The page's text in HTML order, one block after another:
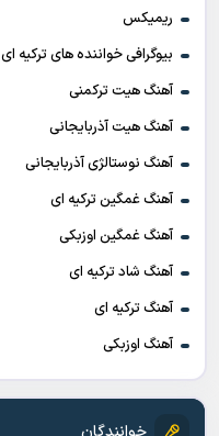
ریمیکس
بیوگرافی خواننده های ترکیه ای
آهنگ هیت ترکمنی
آهنگ هیت آذربایجانی
آهنگ نوستالژی آذربایجانی
آهنگ غمگین ترکیه ای
آهنگ غمگین اوزبکی
آهنگ شاد ترکیه ای
آهنگ ترکیه ای
آهنگ اوزبکی